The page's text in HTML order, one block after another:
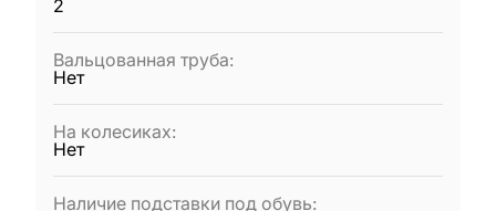
2
Вальцованная труба:
Нет
На колесиках:
Нет
Наличие подставки под обувь: